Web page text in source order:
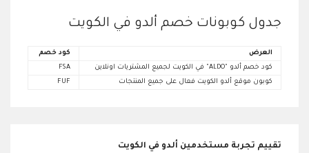
جدول كوبونات خصم ألدو في الكويت
العرض
كود خصم
كود خصم ألدو "ALDO" في الكويت لجميع المشتريات اونلاين
FSA
كوبون موقع ألدو الكويت فعال على جميع المنتجات
FUF
تقييم تجربة مستخدمين ألدو في الكويت